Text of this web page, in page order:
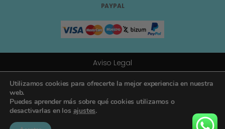
PAYPAL
Aviso Legal
Términos y Condiciones
Política de Privacidad
Registro General Sanitario Nº 26.024094/GR
Utilizamos cookies para ofrecerte la mejor experiencia en nuestra
web.
Puedes aprender más sobre qué cookies utilizamos o
desactivarlas en los ajustes.